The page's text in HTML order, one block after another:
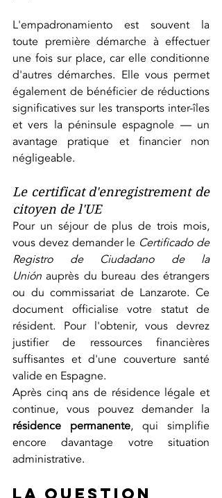
L'empadronamiento est souvent la
toute première démarche à effectuer
une fois sur place, car elle conditionne
d'autres démarches. Elle vous permet
également de bénéficier de réductions
significatives sur les transports inter-îles
et vers la péninsule espagnole — un
avantage pratique et financier non
négligeable.
Le certificat d'enregistrement de
citoyen de l'UE
Pour un séjour de plus de trois mois,
vous devez demander le Certificado de
Registro de Ciudadano de la
Unión auprès du bureau des étrangers
ou du commissariat de Lanzarote. Ce
document officialise votre statut de
résident. Pour l'obtenir, vous devrez
justifier de ressources financières
suffisantes et d'une couverture santé
valide en Espagne.
Après cinq ans de résidence légale et
résidence permanente, qui simplifie
encore davantage votre situation
administrative.
La question